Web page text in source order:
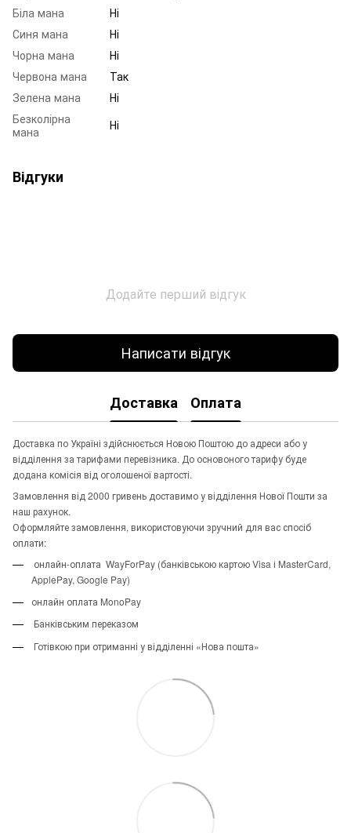
Біла мана
Ні
Синя мана
Ні
Чорна мана
Ні
Червона мана
Так
Зелена мана
Ні
Безколірна
мана
Ні
Відгуки
Додайте перший відгук
Написати відгук
Доставка Оплата
Доставка по Україні здійснюється Новою Поштою до адреси або у
відділення за тарифами перевізника. До основоного тарифу буде
додана комісія від оголошеної вартості.
Замовлення від 2000 гривень доставимо у відділення Нової Пошти за
наш рахунок.
Оформляйте замовлення, використовуючи зручний для вас спосіб
оплати:
онлайн-оплата WayForPay (банківською картою Visa і MasterCard,
ApplePay, Google Pay)
онлайн оплата MonoPay
Банківським переказом
Готівкою при отриманні у відділенні «Нова пошта»